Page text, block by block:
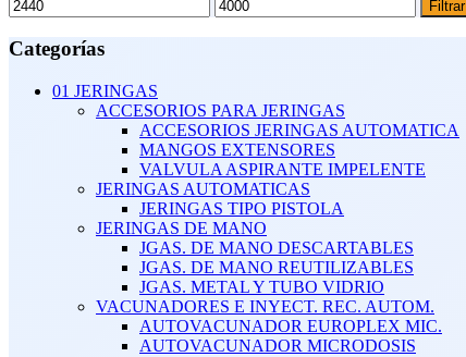
mínimo
máximo
Filtrar
Categorías
01 JERINGAS
ACCESORIOS PARA JERINGAS
ACCESORIOS JERINGAS AUTOMATICA
MANGOS EXTENSORES
VALVULA ASPIRANTE IMPELENTE
JERINGAS AUTOMATICAS
JERINGAS TIPO PISTOLA
JERINGAS DE MANO
JGAS. DE MANO DESCARTABLES
JGAS. DE MANO REUTILIZABLES
JGAS. METAL Y TUBO VIDRIO
VACUNADORES E INYECT. REC. AUTOM.
AUTOVACUNADOR EUROPLEX MIC.
AUTOVACUNADOR MICRODOSIS